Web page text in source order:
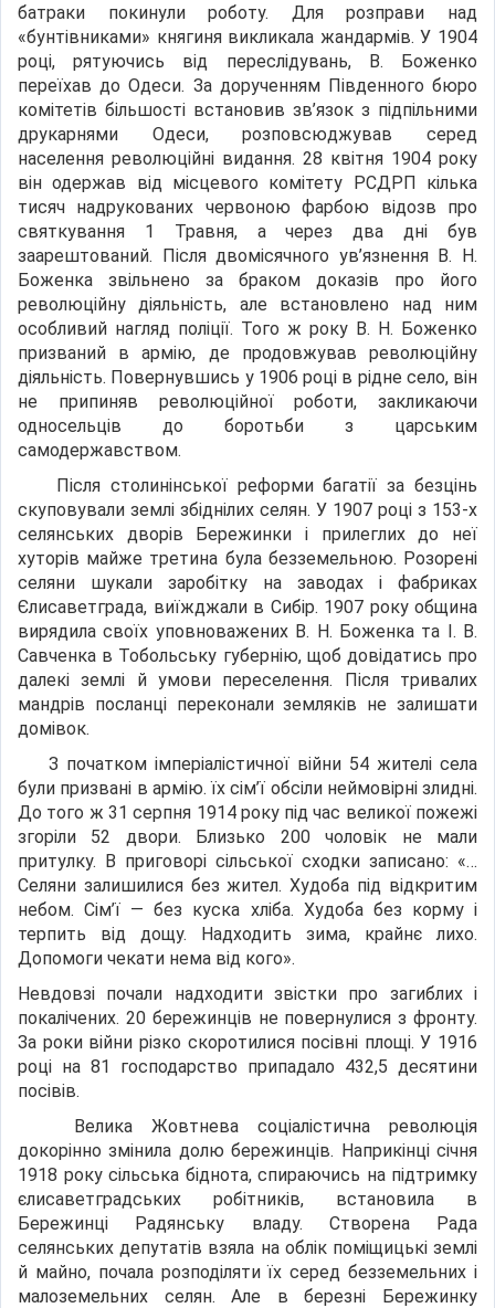
батраки покинули роботу. Для розправи над
«бунтівниками» княгиня викликала жандармів. У 1904
році, рятуючись від переслідувань, В. Боженко
переїхав до Одеси. За дорученням Південного бюро
комітетів більшості встановив зв’язок з підпільними
друкарнями Одеси, розповсюджував серед
населення революційні видання. 28 квітня 1904 року
він одержав від місцевого комітету РСДРП кілька
тисяч надрукованих червоною фарбою відозв про
святкування 1 Травня, а через два дні був
заарештований. Після двомісячного ув’язнення В. Н.
Боженка звільнено за браком доказів про його
революційну діяльність, але встановлено над ним
особливий нагляд поліції. Того ж року В. Н. Боженко
призваний в армію, де продовжував революційну
діяльність. Повернувшись у 1906 році в рідне село, він
не припиняв революційної роботи, закликаючи
односельців до боротьби з царським
самодержавством.
Після столинінської реформи багатії за безцінь
скуповували землі збіднілих селян. У 1907 році з 153-х
селянських дворів Бережинки і прилеглих до неї
хуторів майже третина була безземельною. Розорені
селяни шукали заробітку на заводах і фабриках
Єлисаветграда, виїжджали в Сибір. 1907 року община
вирядила своїх уповноважених В. Н. Боженка та І. В.
Савченка в Тобольську губернію, щоб довідатись про
далекі землі й умови переселення. Після тривалих
мандрів посланці переконали земляків не залишати
домівок.
З початком імперіалістичної війни 54 жителі села
були призвані в армію. їх сім’ї обсіли неймовірні злидні.
До того ж 31 серпня 1914 року під час великої пожежі
згоріли 52 двори. Близько 200 чоловік не мали
притулку. В приговорі сільської сходки записано: «…
Селяни залишилися без жител. Худоба під відкритим
небом. Сім’ї — без куска хліба. Худоба без корму і
терпить від дощу. Надходить зима, крайнє лихо.
Допомоги чекати нема від кого».
Невдовзі почали надходити звістки про загиблих і
покалічених. 20 бережинців не повернулися з фронту.
За роки війни різко скоротилися посівні площі. У 1916
році на 81 господарство припадало 432,5 десятини
посівів.
Велика Жовтнева соціалістична революція
докорінно змінила долю бережинців. Наприкінці січня
1918 року сільська біднота, спираючись на підтримку
єлисаветградських робітників, встановила в
Бережинці Радянську владу. Створена Рада
селянських депутатів взяла на облік поміщицькі землі
й майно, почала розподіляти їх серед безземельних і
малоземельних селян. Але в березні Бережинку